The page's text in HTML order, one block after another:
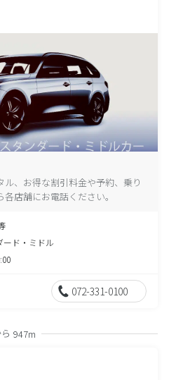
、お得な割引料金や予約、乗り
店舗にお電話ください。
ード・ミドル
072-331-0100
947m